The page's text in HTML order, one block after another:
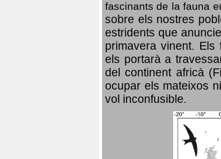
fascinants de la fauna
sobre els nostres
estridents que
primavera vinent. Els
els portarà a
del continent africà
ocupar els mateixos
vol inconfusible.